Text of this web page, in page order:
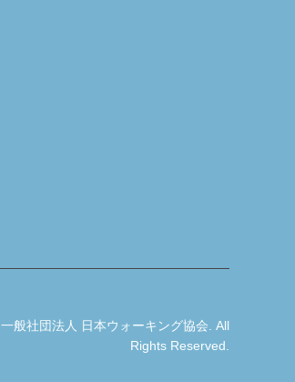
一般社団法人 日本ウォーキング協会. All
Rights Reserved.